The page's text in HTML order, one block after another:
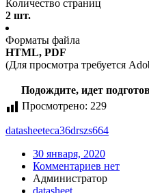
Количество страниц
2 шт.
Форматы файла
HTML, PDF
(Для просмотра требуется
Подождите, идет
Просмотрено: 229
datasheeteca36drszs664
30 января, 2020
Комментариев нет
Администратор